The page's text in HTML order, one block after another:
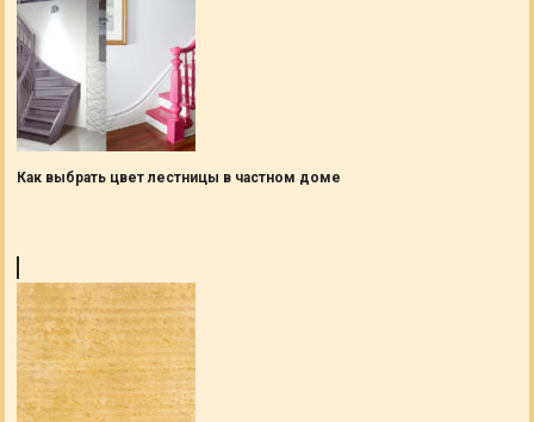
Как выбрать цвет лестницы в частном доме